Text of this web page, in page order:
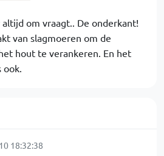
om vraagt.. De onderkant!
van slagmoeren om de
hout te verankeren. En het
18:32:38